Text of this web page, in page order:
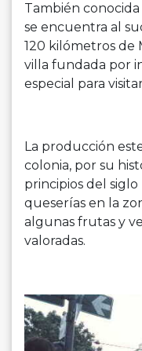
También conocida
se encuentra al
120 kilómetros de
villa fundada por
especial para
La producción
colonia, por su
principios del siglo
queserías en la
algunas frutas y
valoradas.